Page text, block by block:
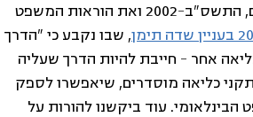
בפנייה נטען כי התנהלות זו מפרה את חוק הלוחמים הבלתי חוקיים, התשס"ב–2002 ואת הוראות המשפט
, שבו נקבע כי "הדרך
אחר – חייבת להיות הדרך שעליה
כליאה מוסדרים, שיאפשרו לספק
עוד ביקשנו להורות על